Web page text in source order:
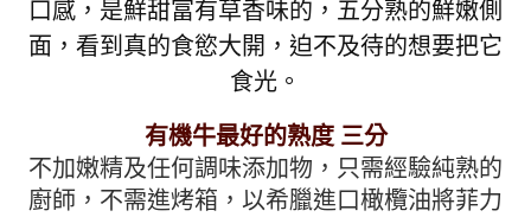
口感，是鮮甜富有草香味的，五分熟的鮮嫩側
面，看到真的食慾大開，迫不及待的想要把它
食光。
有機牛最好的熟度 三分
不加嫩精及任何調味添加物，只需經驗純熟的
廚師，不需進烤箱，以希臘進口橄欖油將菲力